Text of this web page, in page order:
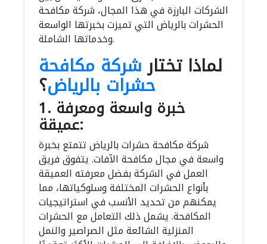
الشركات البارزة في هذا المجال، شركة مكافحة
الحشرات بالرياض التي تميزت بخبرتها الواسعة
وخدماتها الشاملة.
لماذا تختارشركة مكافحة
حشرات بالرياض؟
1. خبرة واسعة ومعرفة
عميقة:
شركة مكافحة حشرات بالرياض تتمتع بخبرة
واسعة في مجال مكافحة الآفات. يتفوق فريق
العمل في الشركة بفضل معرفته العميقة
بأنواع الحشرات المختلفة وسلوكياتها، مما
يمكنهم من تحديد الأنسب في استراتيجيات
المكافحة. يشمل ذلك التعامل مع الحشرات
المنزلية الشائعة مثل الصراصير والنمل